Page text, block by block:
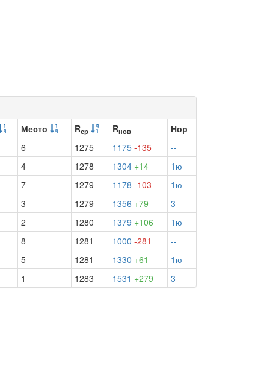
Место Rср Rнов
Нор
6 1275 1175 -135
--
4 1278 1304 +14
1ю
7 1279 1178 -103
1ю
3 1279 1356 +79
3
2 1280 1379 +106
1ю
8 1281 1000 -281
--
5 1281 1330 +61
1ю
1 1283 1531 +279 3